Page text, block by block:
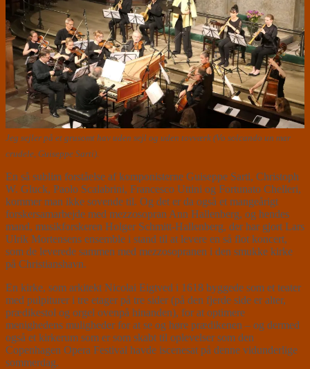
Jeg sejler på et grusomt hav uden sejl og uden tovværk (Vo solcando un mar
crudele, Guiseppe Sarti).
En så sublim forståelse af komponisterne Guiseppe Sarti, Christoph
W. Gluck, Paolo Scalabrini, Francesco Uttini og Fortunato Chelleri,
kommer man ikke sovende til. Og det er da også et mangeårigt
forskersamarbejde med mezzosopran Ann Hallenberg, og hendes
mand, musikforskeren Holger Schmitt-Hallenberg, der har gjort Lars
Ulrik Mortensens ensemble i stand til at levere en så flot koncert,
som de leverede sammen med mezzosopranen i den smukke kirke
på Christianshavn.
En kirke, som arkitekt Nicolai Eigtved i 1618 byggede som et teater
med pulpiturer i tre etager på tre sider (på den fjerde side er alter,
prædikestol og orgel ovenpå hinanden), for at optimere
menighedens muligheder for at se og høre prædikenen – og dermed
også et kirkerum som er som skabt til oplevelser som den
Copenhagen Opera Festival havde iscenesat på denne vidunderlige
sommerdag.